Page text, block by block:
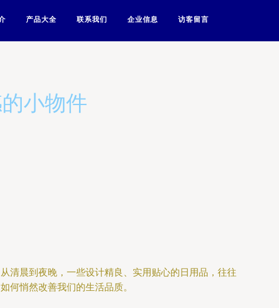
产品大全 联系我们 企业信息 访客留言
小物件
清晨到夜晚，一些设计精良、实用贴心的日用品，往往
何悄然改善我们的生活品质。